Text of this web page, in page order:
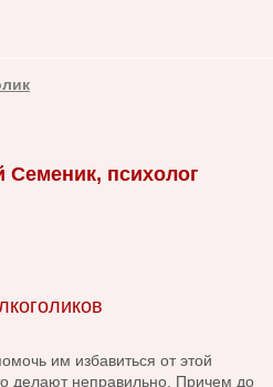
Семеник, психолог
им избавиться от этой
делают неправильно. Причем до